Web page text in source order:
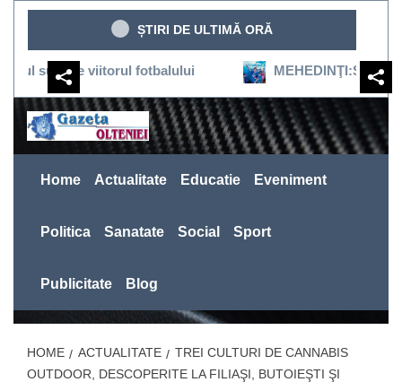
Sari
conținut
ȘTIRI DE ULTIMĂ ORĂ
viitorul fotbalului MEHEDINŢI:SEVERINUL
Home Actualitate Educatie Eveniment
Politica Sanatate Social Sport
Publicitate Blog
HOME ACTUALITATE
TREI CULTURI DE CANNABIS
OUTDOOR, DESCOPERITE LA FILIAŞI, BUTOIEŞTI ŞI